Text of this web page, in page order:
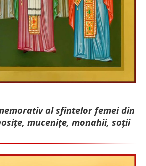
al sfintelor femei din
mu­cenițe, monahii, soții